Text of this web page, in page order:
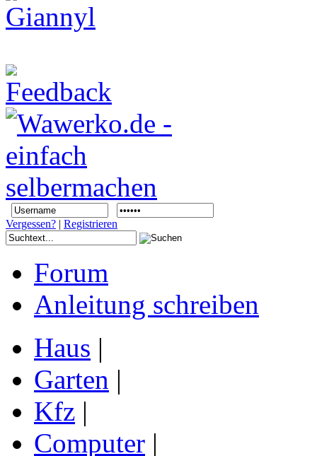
Vergessen? | Registrieren
Forum
Anleitung schreiben
Haus |
Garten |
Kfz |
Computer |